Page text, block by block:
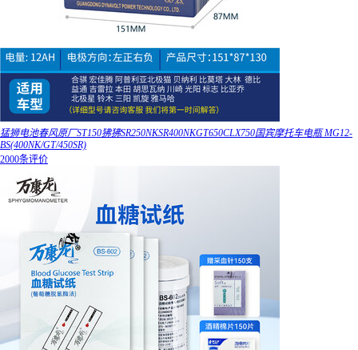
猛狮电池春风原厂ST150狒狒SR250NKSR400NKGT650CLX750国宾摩托车电瓶 MG12-
BS(400NK/GT/450SR)
2000条评价